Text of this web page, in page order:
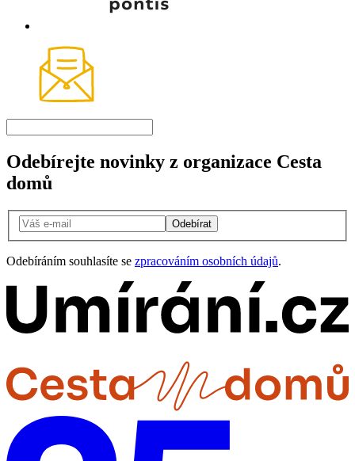
Odebírejte novinky z organizace Cesta
domů
Odebírat
Odebíráním souhlasíte se zpracováním osobních údajů.